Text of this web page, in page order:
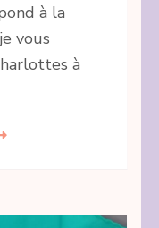
à la
vous
à